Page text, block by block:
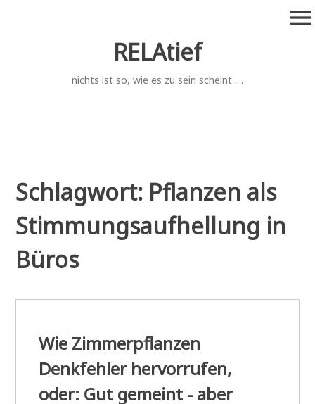
RELAtief
nichts ist so, wie es zu sein scheint ....
menu
Schlagwort: Pflanzen als
Stimmungsaufhellung in
Büros
Wie Zimmerpflanzen
Denkfehler hervorrufen,
oder: Gut gemeint - aber